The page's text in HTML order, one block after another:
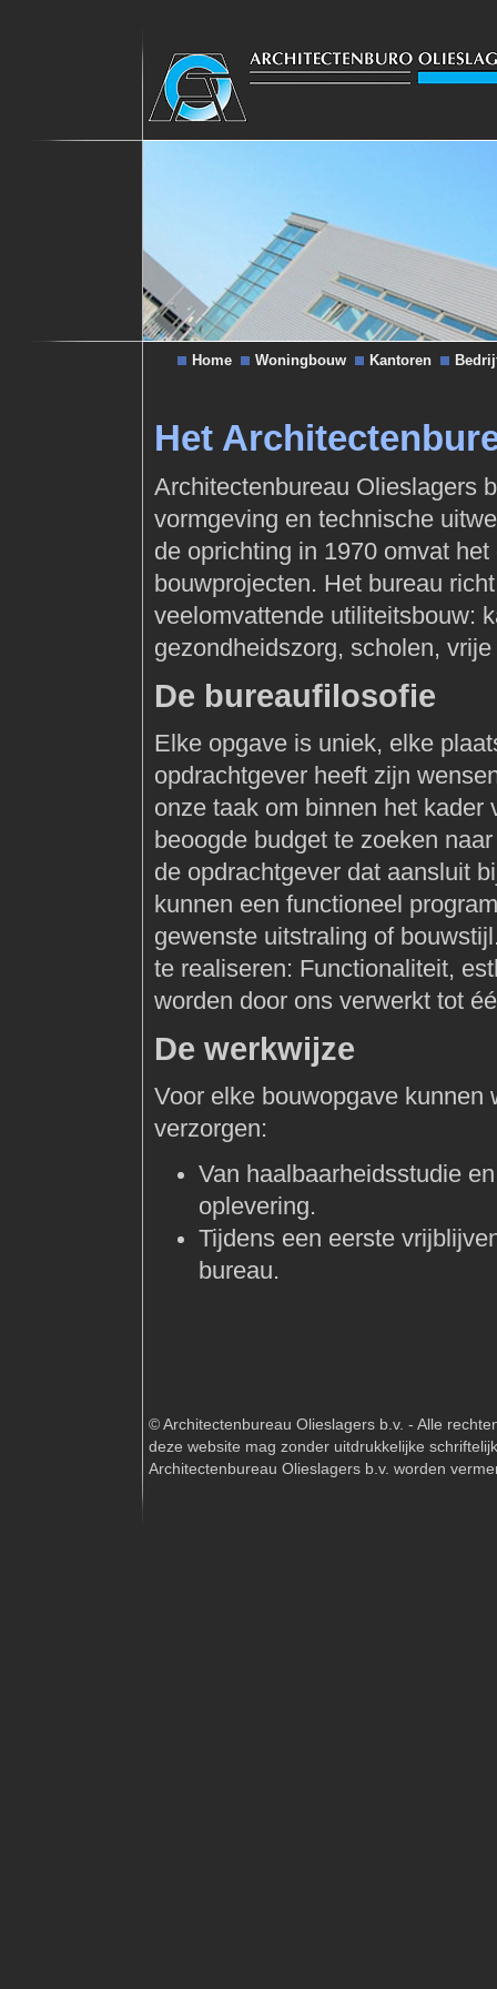
Home Woningbouw Kantoren
Het
Architectenbureau Olieslagers
vormgeving en technische
de oprichting in 1970 omvat
bouwprojecten. Het bureau
veelomvattende utiliteitsbouw:
gezondheidszorg, scholen,
De bureaufilosofie
Elke opgave is uniek, elke
opdrachtgever heeft zijn
onze taak om binnen het kader
beoogde budget te zoeken
de opdrachtgever dat aansluit
kunnen een functioneel
gewenste uitstraling of
te realiseren: Functionaliteit,
worden door ons verwerkt tot
De werkwijze
Voor elke bouwopgave kunnen
verzorgen:
Van haalbaarheidsstudie
oplevering.
Tijdens een eerste
bureau.
© Architectenbureau Olieslagers b.v. - Alle
deze website mag zonder uitdrukkelijke
Architectenbureau Olieslagers b.v. worden